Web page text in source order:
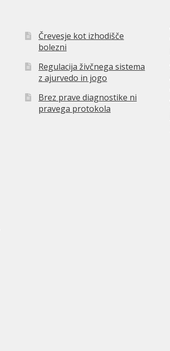
Črevesje kot izhodišče
bolezni
Regulacija živčnega sistema
z ajurvedo in jogo
Brez prave diagnostike ni
pravega protokola